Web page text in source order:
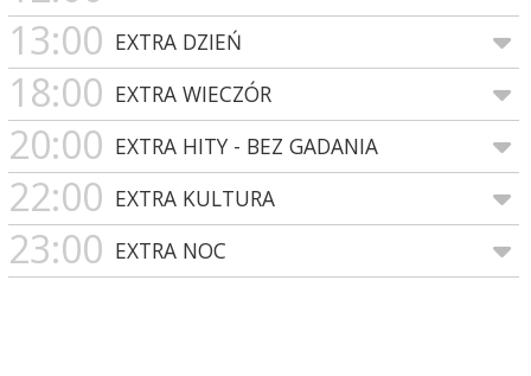
13:00 EXTRA DZIEŃ
18:00 EXTRA WIECZÓR
20:00 EXTRA HITY - BEZ GADANIA
22:00 EXTRA KULTURA
23:00 EXTRA NOC